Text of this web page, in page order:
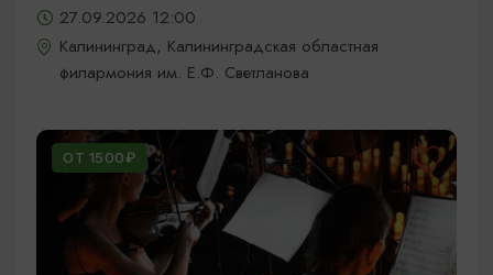
27.09.2026 12:00
Калининград, Калининградская областная
филармония им. Е.Ф. Светланова
ОТ 1500₽